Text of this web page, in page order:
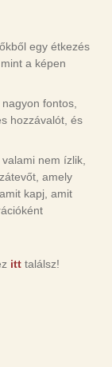
egy étkezés
a képen
fontos,
hozzávalót, és
nem ízlik,
amely
kapj, amit
itt találsz!